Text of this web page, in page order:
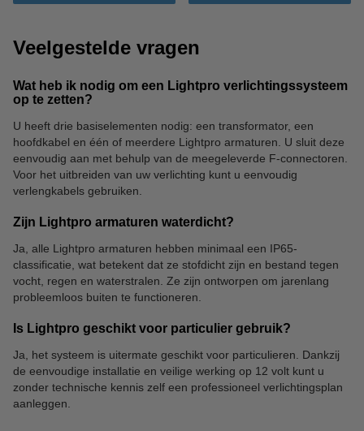
Veelgestelde vragen
Wat heb ik nodig om een Lightpro verlichtingssysteem
op te zetten?
U heeft drie basiselementen nodig: een transformator, een
hoofdkabel en één of meerdere Lightpro armaturen. U sluit deze
eenvoudig aan met behulp van de meegeleverde F-connectoren.
Voor het uitbreiden van uw verlichting kunt u eenvoudig
verlengkabels gebruiken.
Zijn Lightpro armaturen waterdicht?
Ja, alle Lightpro armaturen hebben minimaal een IP65-
classificatie, wat betekent dat ze stofdicht zijn en bestand tegen
vocht, regen en waterstralen. Ze zijn ontworpen om jarenlang
probleemloos buiten te functioneren.
Is Lightpro geschikt voor particulier gebruik?
Ja, het systeem is uitermate geschikt voor particulieren. Dankzij
de eenvoudige installatie en veilige werking op 12 volt kunt u
zonder technische kennis zelf een professioneel verlichtingsplan
aanleggen.